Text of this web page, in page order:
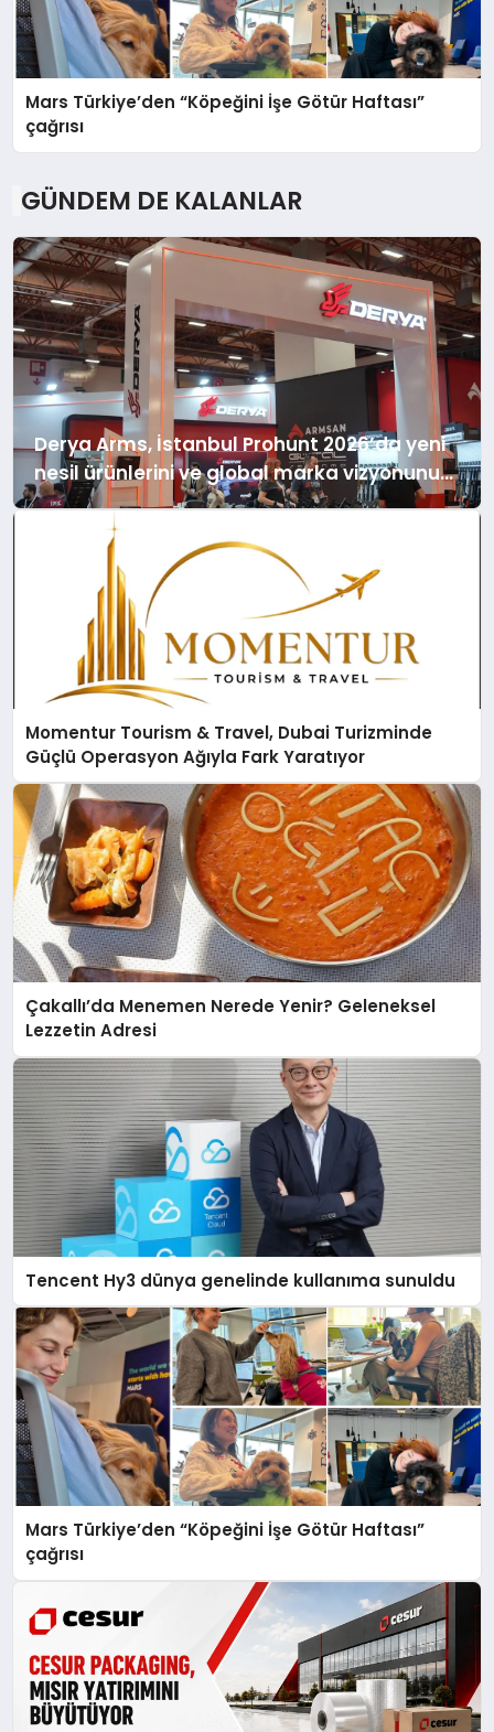
Mars Türkiye’den “Köpeğini İşe Götür Haftası”
çağrısı
GÜNDEM DE KALANLAR
Derya Arms, İstanbul Prohunt 2026’da yeni
nesil ürünlerini ve global marka vizyonunu
sergiledi
Momentur Tourism & Travel, Dubai Turizminde
Güçlü Operasyon Ağıyla Fark Yaratıyor
Çakallı’da Menemen Nerede Yenir? Geleneksel
Lezzetin Adresi
Tencent Hy3 dünya genelinde kullanıma sunuldu
Mars Türkiye’den “Köpeğini İşe Götür Haftası”
çağrısı